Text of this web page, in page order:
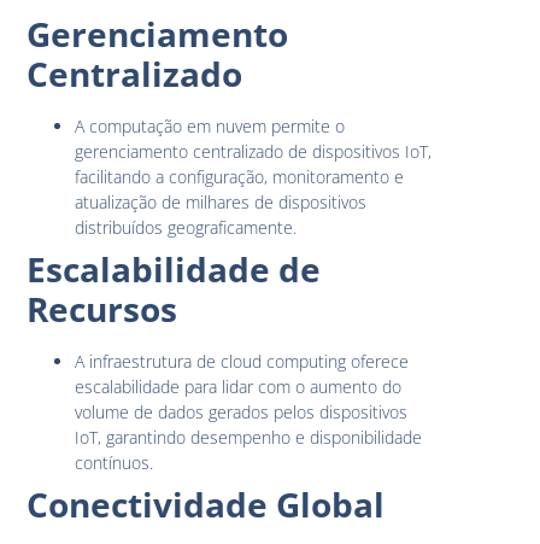
Gerenciamento
Centralizado
A computação em nuvem permite o
gerenciamento centralizado de dispositivos IoT,
facilitando a configuração, monitoramento e
atualização de milhares de dispositivos
distribuídos geograficamente.
Escalabilidade de
Recursos
A infraestrutura de cloud computing oferece
escalabilidade para lidar com o aumento do
volume de dados gerados pelos dispositivos
IoT, garantindo desempenho e disponibilidade
contínuos.
Conectividade Global